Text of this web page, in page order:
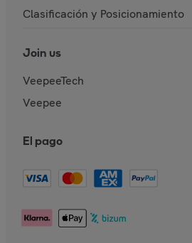
Clasificación y Posicionamiento
Join us
VeepeeTech
Veepee
El pago